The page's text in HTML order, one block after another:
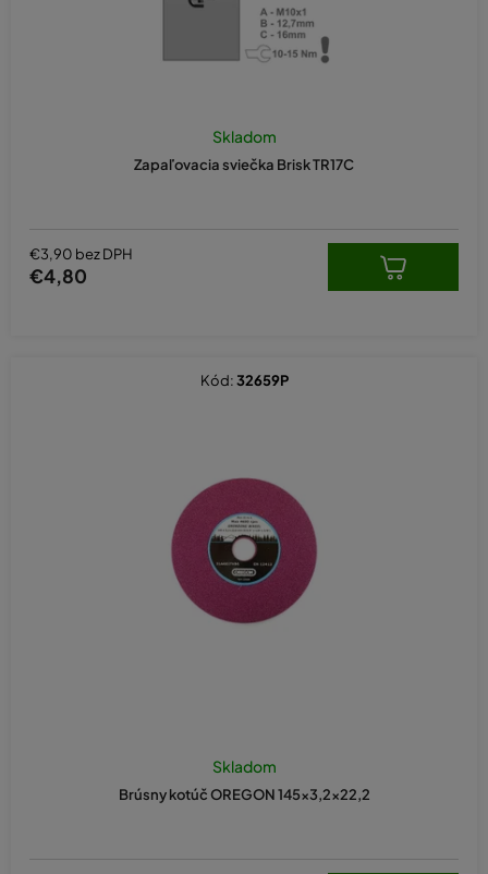
Zapaľovacia sviečka Brisk TR17C
Skladom
€3,90 bez DPH
€4,80
Brúsny kotúč OREGON 145x3,2x22,2
Skladom
Kód:32659P